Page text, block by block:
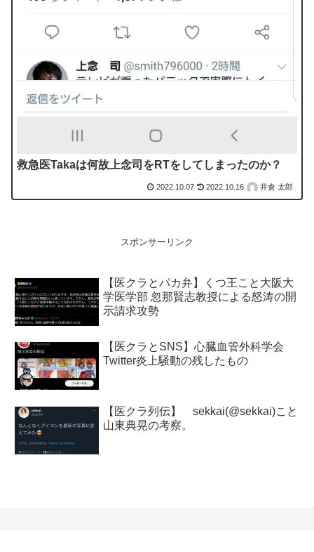
救急医Takaは何故上念司をRTをしてしまったのか？
2022.10.07 2022.10.16 井倉 太郎
スポンサーリンク
【医クラとパカ弁】くつ王こと大阪大
学医学部 忽那賢志教授による怒涛の開
示請求攻勢
【医クラとSNS】心臓血管外科学会
Twitter炎上騒動の残したもの
【医クラ列伝】 sekkai(@sekkai)こと
山東典晃の考察。